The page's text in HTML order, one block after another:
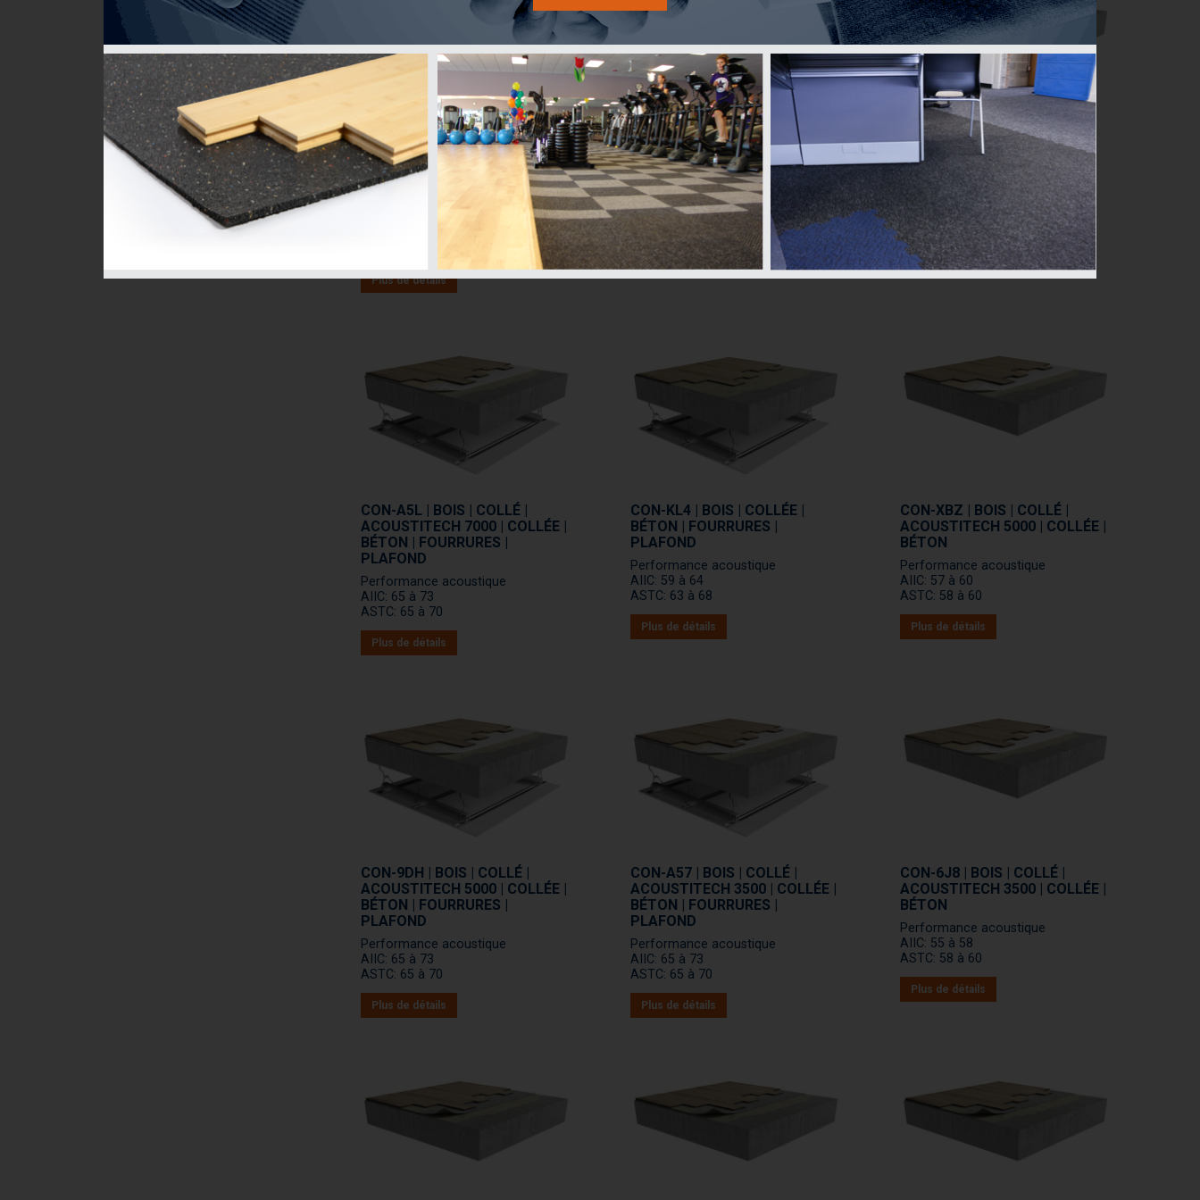
CON-BC0 | LAMINÉ |
FLOTTANT | ACOUSTITECH VP
| FLOTTANTE | BÉTON |
FOURRURES | PLAFOND
Performance acoustique
Plus de détails
CON-51S | BOIS | COLLÉ |
ACOUSTITECH 7000 | COLLÉE |
BÉTON
Performance acoustique
AIIC: 58 à 62
ASTC: 58 à 60
Plus de détails
CON-73E | BOIS | COLLÉ |
BÉTON
Performance acoustique
AIIC: 48 à 52
ASTC: 55 à 60
Plus de détails
CON-A5L | BOIS | COLLÉ |
ACOUSTITECH 7000 | COLLÉE |
BÉTON | FOURRURES |
PLAFOND
Performance acoustique
AIIC: 65 à 73
ASTC: 65 à 70
Plus de détails
CON-KL4 | BOIS | COLLÉE |
BÉTON | FOURRURES |
PLAFOND
Performance acoustique
AIIC: 59 à 64
ASTC: 63 à 68
Plus de détails
CON-XBZ | BOIS | COLLÉ |
ACOUSTITECH 5000 | COLLÉE |
BÉTON
Performance acoustique
AIIC: 57 à 60
ASTC: 58 à 60
Plus de détails
CON-9DH | BOIS | COLLÉ |
ACOUSTITECH 5000 | COLLÉE |
BÉTON | FOURRURES |
PLAFOND
Performance acoustique
AIIC: 65 à 73
ASTC: 65 à 70
Plus de détails
CON-A57 | BOIS | COLLÉ |
ACOUSTITECH 3500 | COLLÉE |
BÉTON | FOURRURES |
PLAFOND
Performance acoustique
AIIC: 65 à 73
ASTC: 65 à 70
Plus de détails
CON-6J8 | BOIS | COLLÉ |
ACOUSTITECH 3500 | COLLÉE |
BÉTON
Performance acoustique
AIIC: 55 à 58
ASTC: 58 à 60
Plus de détails